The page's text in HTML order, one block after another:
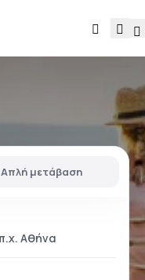
Απλή μετάβαση